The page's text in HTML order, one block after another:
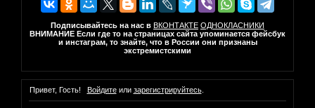
Подписывайтесь на нас в ВКОНТАКТЕ ОДНОКЛАСНИКИ
ВНИМАНИЕ Если где то на страницах сайта упоминается фейсбук
и инстаграм, то знайте, что в России они признаны
экстремистскими
Привет, Гость! Войдитеили зарегистрируйтесь.